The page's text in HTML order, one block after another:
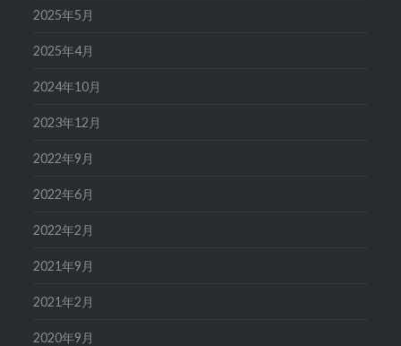
2025年5月
2025年4月
2024年10月
2023年12月
2022年9月
2022年6月
2022年2月
2021年9月
2021年2月
2020年9月